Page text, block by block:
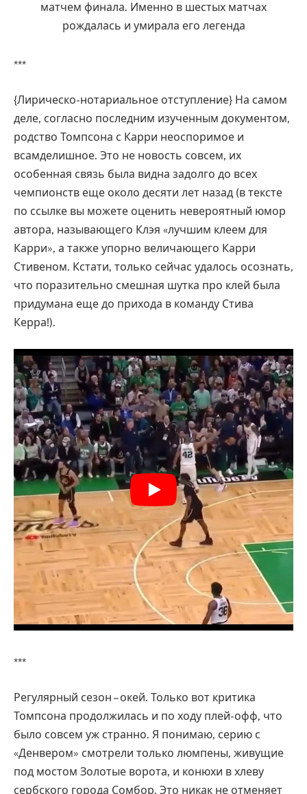
***
{Лирическо-нотариальное отступление} На самом
деле, согласно последним изученным документом,
родство Томпсона с Карри неоспоримое и
всамделишное. Это не новость совсем, их
особенная связь была видна задолго до всех
чемпионств еще около десяти лет назад (в тексте
по ссылке вы можете оценить невероятный юмор
автора, называющего Клэя «лучшим клеем для
Карри», а также упорно величающего Карри
Стивеном. Кстати, только сейчас удалось осознать,
что поразительно смешная шутка про клей была
придумана еще до прихода в команду Стива
Керра!).
***
Регулярный сезон – окей. Только вот критика
Томпсона продолжилась и по ходу плей-офф, что
было совсем уж странно. Я понимаю, серию с
«Денвером» смотрели только люмпены, живущие
под мостом Золотые ворота, и конюхи в хлеву
сербского города Сомбор. Это никак не отменяет